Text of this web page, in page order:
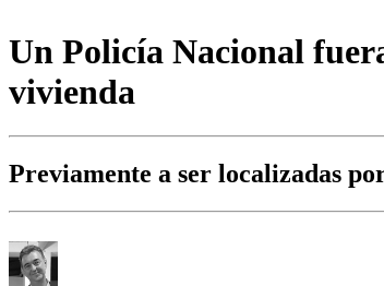
Un Policía Nacional
vivienda
Previamente a ser localizadas